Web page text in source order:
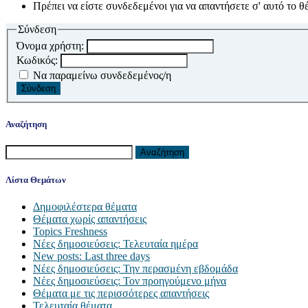
Πρέπει να είστε συνδεδεμένοι για να απαντήσετε σ' αυτό το
Σύνδεση
Όνομα χρήστη:
Κωδικός:
Να παραμείνω συνδεδεμένος/η
Σύνδεση
Αναζήτηση
Αναζήτηση
για:
Λίστα Θεμάτων
Δημοφιλέστερα θέματα
Θέματα χωρίς απαντήσεις
Topics Freshness
Νέες δημοσιεύσεις: Τελευταία ημέρα
New posts: Last three days
Νέες δημοσιεύσεις: Την περασμένη εβδομάδα
Νέες δημοσιεύσεις: Τον προηγούμενο μήνα
Θέματα με τις περισσότερες απαντήσεις
Τελευταία θέματα